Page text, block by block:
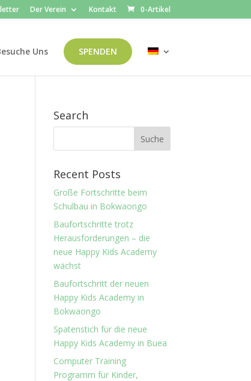
Der Verein Kontakt 0-Artikel
Uns SPENDEN
Search
Recent Posts
Große Fortschritte beim
Schulbau in Bokwaongo
Baufortschritte trotz
Herausforderungen – die
neue Happy Kids Academy
wächst
Baufortschritt der neuen
Happy Kids Academy in
Bokwaongo
Spatenstich für die neue
Happy Kids Academy in Buea
Computer Training
Programm für Kinder,